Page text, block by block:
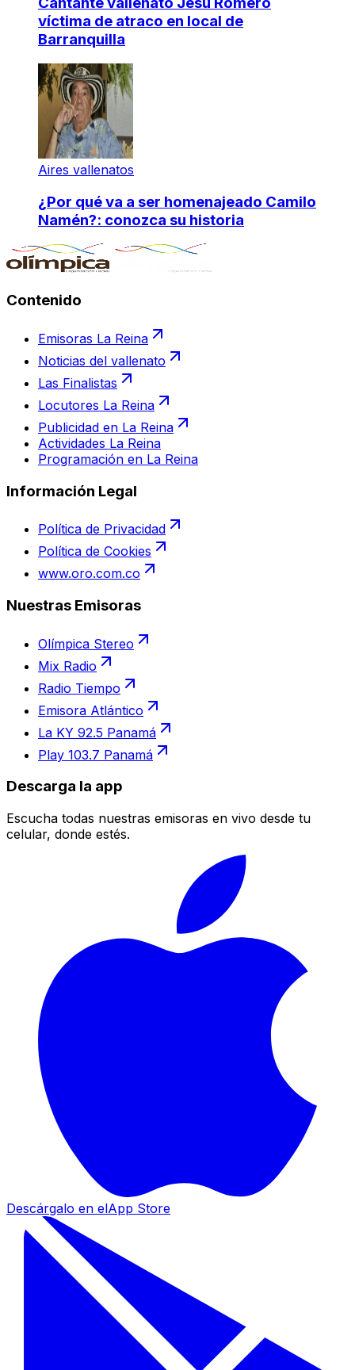
víctima de atraco en local de
Barranquilla
Aires vallenatos
¿Por qué va a ser homenajeado Camilo
Namén?: conozca su historia
Contenido
Emisoras La Reina
Noticias del vallenato
Las Finalistas
Locutores La Reina
Publicidad en La Reina
Actividades La Reina
Programación en La Reina
Información Legal
Política de Privacidad
Política de Cookies
www.oro.com.co
Nuestras Emisoras
Olímpica Stereo
Mix Radio
Radio Tiempo
Emisora Atlántico
La KY 92.5 Panamá
Play 103.7 Panamá
Descarga la app
Escucha todas nuestras emisoras en vivo desde tu
celular, donde estés.
Descárgalo en elApp Store